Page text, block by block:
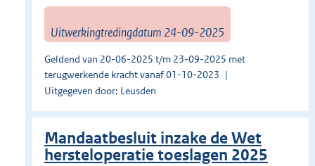
Uitwerkingtredingdatum 24-09-2025
Geldend van 20-06-2025 t/m 23-09-2025 met
terugwerkende kracht vanaf 01-10-2023
Uitgegeven door: Leusden
Mandaatbesluit inzake de Wet
hersteloperatie toeslagen 2025